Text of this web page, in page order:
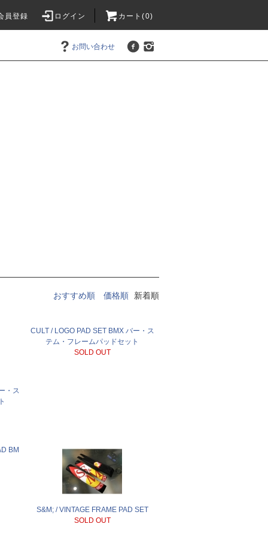
員登録 ログイン カート(0)
お問い合わせ
おすすめ順 価格順 新着順
・ス
CULT / LOGO PAD SET BMX バー・ス
テム・フレームパッドセット
SOLD OUT
BM
S&M; / VINTAGE FRAME PAD SET
SOLD OUT